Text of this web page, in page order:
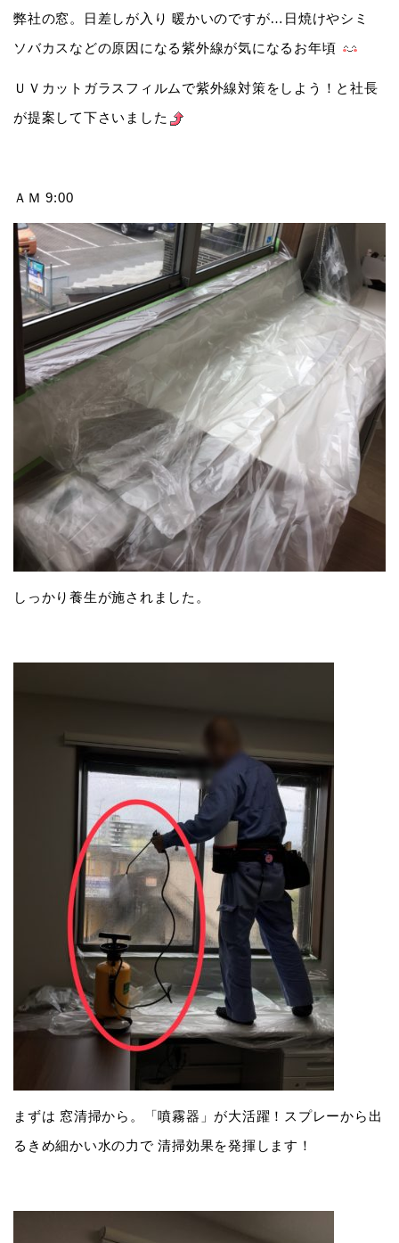
弊社の窓。日差しが入り 暖かいのですが…日焼けやシミ
ソバカスなどの原因になる紫外線が気になるお年頃
ＵＶカットガラスフィルムで紫外線対策をしよう！と社長
が提案して下さいました
ＡＭ 9:00
しっかり養生が施されました。
まずは 窓清掃から。「噴霧器」が大活躍！スプレーから出
るきめ細かい水の力で 清掃効果を発揮します！